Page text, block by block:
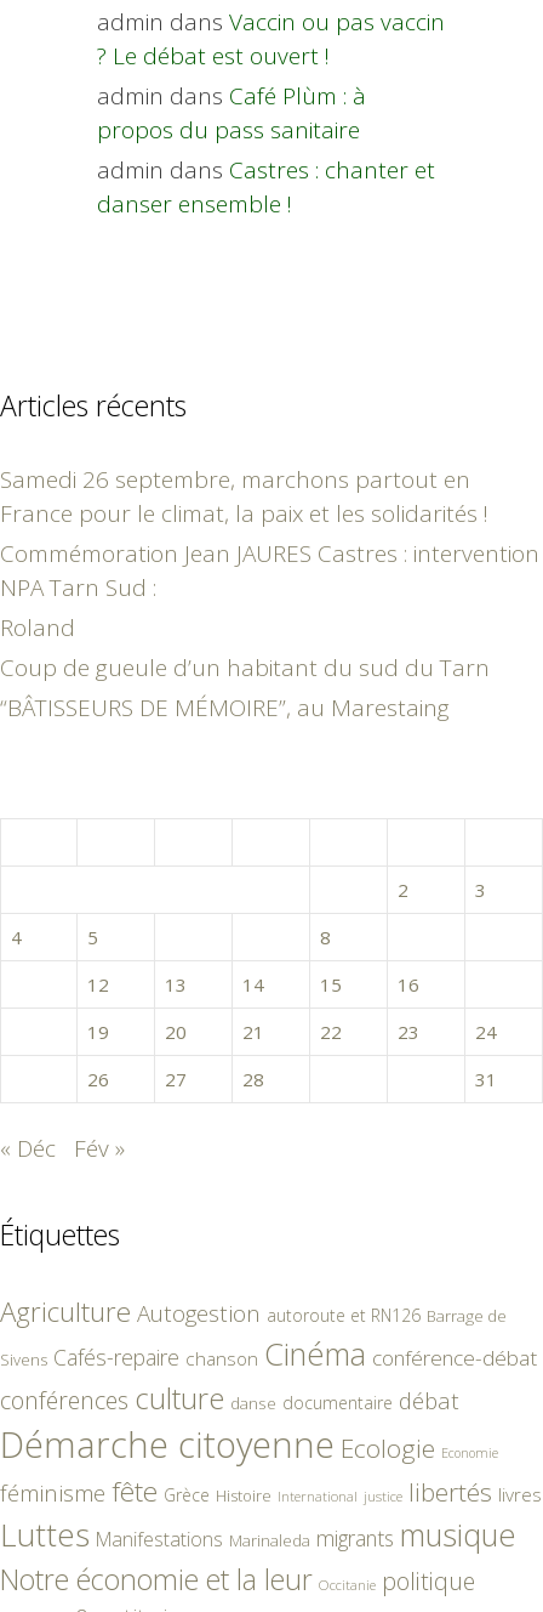
admin dans Vaccin ou pas vaccin
? Le débat est ouvert !
admin dans Café Plùm : à
propos du pass sanitaire
admin dans Castres : chanter et
danser ensemble !
Articles récents
Samedi 26 septembre, marchons partout en
France pour le climat, la paix et les solidarités !
Commémoration Jean JAURES Castres : intervention
NPA Tarn Sud :
Roland
Coup de gueule d’un habitant du sud du Tarn
“BÂTISSEURS DE MÉMOIRE”, au Marestaing
2
3
4
5 8
12 13 14 15 16
19 20 21 22 23
24
26 27 28 31
« Déc Fév »
Étiquettes
Agriculture Autogestion autoroute et RN126 Barrage de
Sivens Cafés-repaire chanson Cinéma conférence-débat
conférences culture danse documentaire débat
Démarche citoyenne Ecologie Economie
féminisme fête Grèce Histoire International justice libertés livres
Luttes Manifestations Marinaleda migrants musique
Notre économie et la leur Occitanie politique